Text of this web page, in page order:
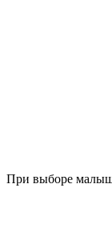
При выборе